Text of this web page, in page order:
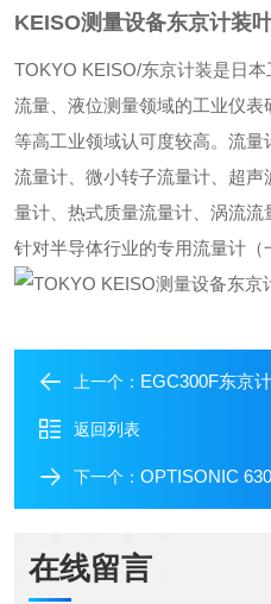
KEISO测量设备东京计装
TOKYO KEISO/东京计装‌是日
流量、液位测量领域的工业仪
等高工业领域认可度较高。流
流量计、微小转子流量计、超
量计、热式质量流量计、涡流
针对半导体行业的专用流量计（
上一个： EGC300F东京计装
返回列表
下一个： OPTISONIC 6300
在线留言